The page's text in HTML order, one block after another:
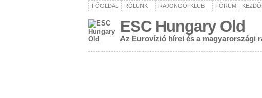
FŐOLDAL RÓLUNK RAJONGÓI KLUB FÓRUM
ESC Hungary Old
Az Eurovízió hírei és a magyarországi